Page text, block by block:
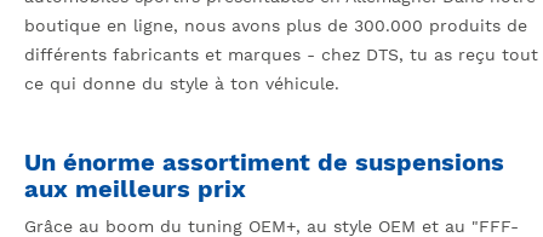
boutique en ligne, nous avons plus de 300.000 produits de
différents fabricants et marques - chez DTS, tu as reçu tout
ce qui donne du style à ton véhicule.
Un énorme assortiment de suspensions
aux meilleurs prix
Grâce au boom du tuning OEM+, au style OEM et au "FFF-